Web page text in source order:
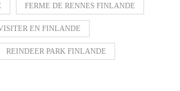
FERME DE RENNES FINLANDE
EN FINLANDE
REINDEER PARK FINLANDE